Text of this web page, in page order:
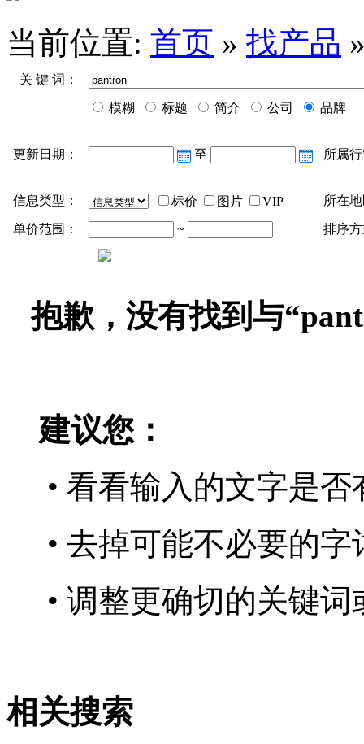
当前位置: 首页 » 找产品
关 键 词：
模糊 标题 简介 公司 品牌
更新日期： 至 所属
信息类型： 标价 图片 VIP 所在
单价范围： ~ 排序
抱歉，没有找到与“
建议您：
• 看看输入的文字是否
• 去掉可能不必要的字
• 调整更确切的关键
相关搜索